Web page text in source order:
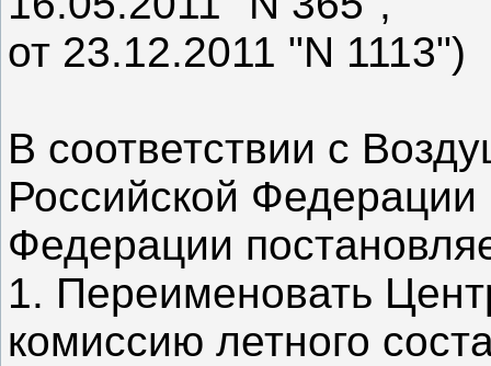
от 23.12.2011 "N 1113")
В соответствии с
Российской Федерации
Федерации
1. Переименовать
комиссию летного